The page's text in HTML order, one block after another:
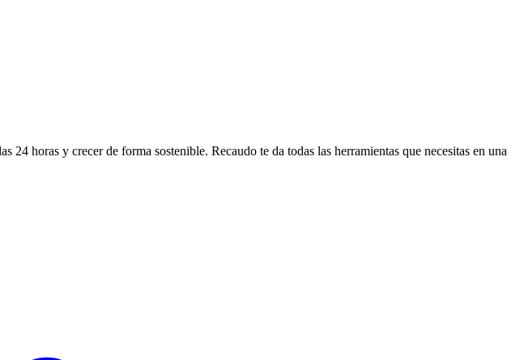
horas y crecer de forma sostenible. Recaudo te da todas las herramientas que necesitas en una